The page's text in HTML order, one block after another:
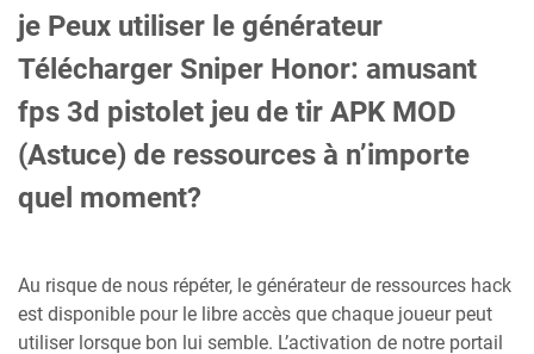
je Peux utiliser le générateur
Télécharger Sniper Honor: amusant
fps 3d pistolet jeu de tir APK MOD
(Astuce) de ressources à n’importe
quel moment?
Au risque de nous répéter, le générateur de ressources hack
est disponible pour le libre accès que chaque joueur peut
utiliser lorsque bon lui semble. L’activation de notre portail